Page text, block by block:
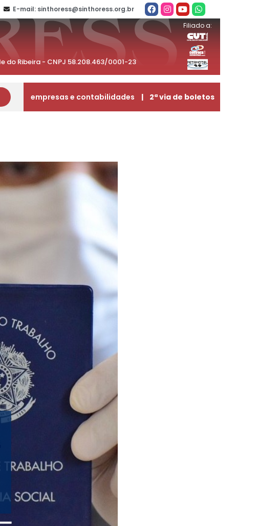
E-mail: sinthoress@sinthoress.org.br
do Ribeira - CNPJ 58.208.463/0001-23
Filiado a:
empresas e contabilidades | 2ª via de boletos